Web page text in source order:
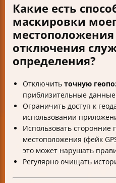
Какие есть
маскировки
местоположения
отключения
определения?
Отключить точную
приблизительные
Ограничить доступ к
использовании
Использовать
местоположения (фейк
это может нарушать
Регулярно очищать